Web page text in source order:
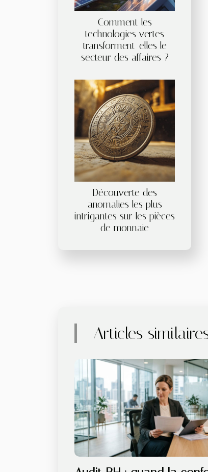
Comment les
technologies vertes
transforment-elles le
secteur des affaires ?
Découverte des
anomalies les plus
intrigantes sur les pièces
de monnaie
Articles